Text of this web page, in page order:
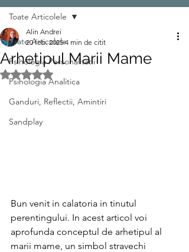
Toate Articolele
Psihologia Personalitatii
Psihologia Analitica
Ganduri, Reflectii, Amintiri
Sandplay
Toate Articolele
Arhetipul Marii Mame
Alin Andrei
20 feb. 2025 4 min de citit
Evaluat(ă) cu NaN din 5 stele.
Bun venit in calatoria in tinutul
perentingului. In acest articol voi
aprofunda conceptul de arhetipul al
marii mame, un simbol stravechi